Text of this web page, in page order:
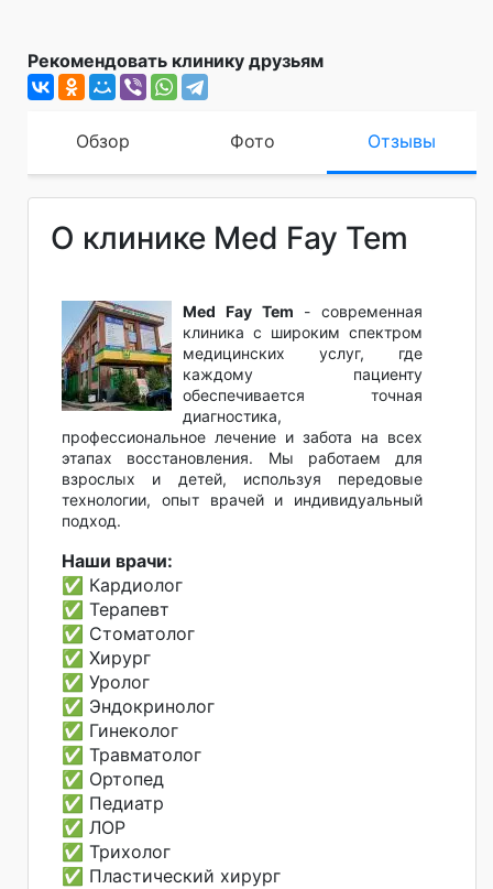
Рекомендовать клинику друзьям
Обзор Фото Отзывы
О клинике Med Fay Tem
Med Fay Tem - современная
клиника с широким спектром
медицинских услуг, где
каждому пациенту
обеспечивается точная
диагностика,
профессиональное лечение и забота на всех
этапах восстановления. Мы работаем для
взрослых и детей, используя передовые
технологии, опыт врачей и индивидуальный
подход.
Наши врачи:
✅ Кардиолог
✅ Терапевт
✅ Стоматолог
✅ Хирург
✅ Уролог
✅ Эндокринолог
✅ Гинеколог
✅ Травматолог
✅ Ортопед
✅ Педиатр
✅ ЛОР
✅ Трихолог
✅ Пластический хирург